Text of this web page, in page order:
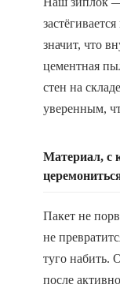
значит, что
цементная
стен на
уверенным,
Материал, с
Пакет не
не
туго набить.
после